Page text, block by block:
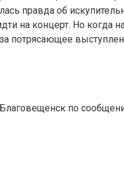
правда об
на концерт. Но когда
потрясающее
по